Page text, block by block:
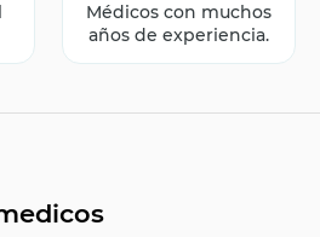
Médicos con muchos
años de experiencia.